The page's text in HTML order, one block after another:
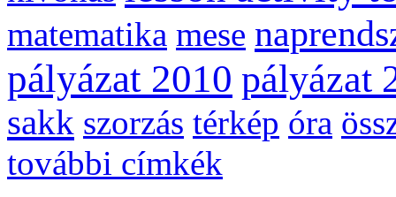
matematika mese
pályázat 2010 pályázat
sakk szorzás térkép óra
további címkék